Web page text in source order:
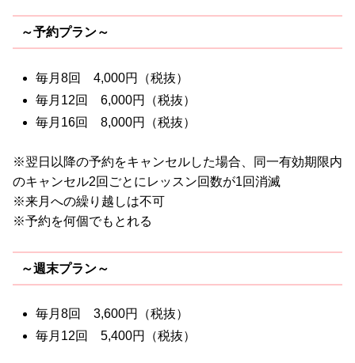
～予約プラン～
毎月8回 4,000円（税抜）
毎月12回 6,000円（税抜）
毎月16回 8,000円（税抜）
※翌日以降の予約をキャンセルした場合、同一有効期限内
のキャンセル2回ごとにレッスン回数が1回消滅
※来月への繰り越しは不可
※予約を何個でもとれる
～週末プラン～
毎月8回 3,600円（税抜）
毎月12回 5,400円（税抜）